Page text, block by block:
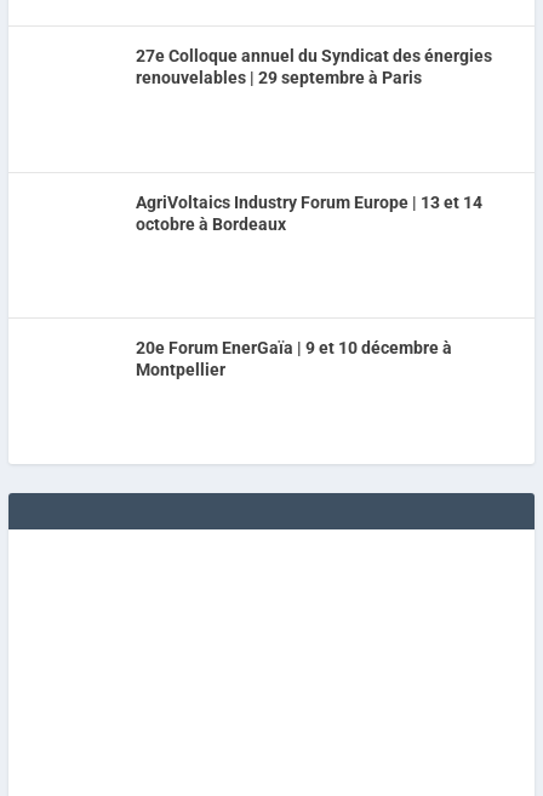
27e Colloque annuel du Syndicat des énergies
renouvelables | 29 septembre à Paris
AgriVoltaics Industry Forum Europe | 13 et 14
octobre à Bordeaux
20e Forum EnerGaïa | 9 et 10 décembre à
Montpellier